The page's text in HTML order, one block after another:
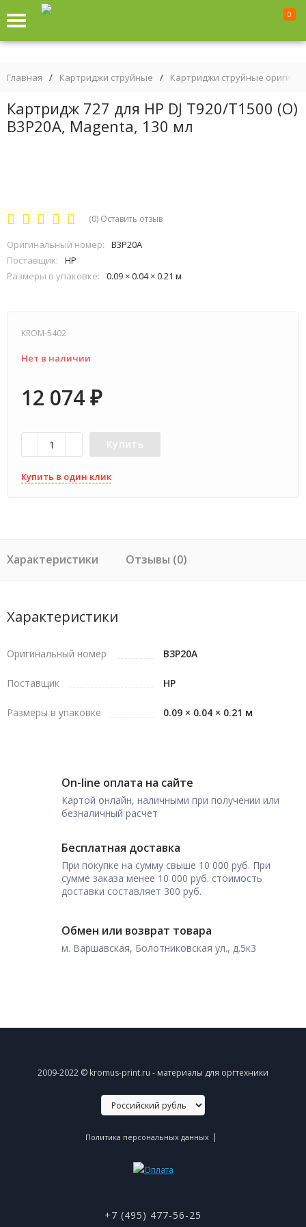
0
Главная / Картриджи струйные / Картриджи струйные
Картридж 727 для HP DJ T920/T1500 (O)
B3P20A, Magenta, 130 мл
(0) Оставить отзыв
Оригинальный номер:
B3P20A
Поставщик:
HP
Размеры в упаковке:
0.09 × 0.04 × 0.21 м
KROM-5402
Нет в наличии
12 074 ₽
Купить
Купить в один клик
Характеристики Отзывы (0)
Характеристики
Оригинальный номер B3P20A
Поставщик HP
Размеры в упаковке 0.09 × 0.04 × 0.21 м
On-line оплата на сайте
Картой онлайн, наличными при получении или
безналичный расчет
Бесплатная доставка
При покупке на сумму свыше 10 000 руб. При
сумме заказа менее 10 000 руб. стоимость
доставки составляет 300 руб.
Обмен или возврат товара
м. Варшавская, Болотниковская ул., д.5к3
2009-2022 © kromus-print.ru - материалы для оргтехники
Политика персональных данных |
+7 (495) 477-56-25